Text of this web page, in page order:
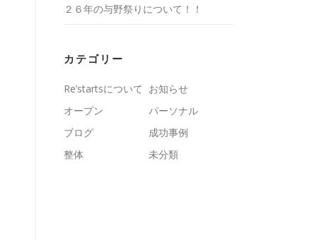
２６年の与野祭りについて！！
カテゴリー
Re’startsについて お知らせ
オープン
パーソナル
ブログ
成功事例
整体
未分類